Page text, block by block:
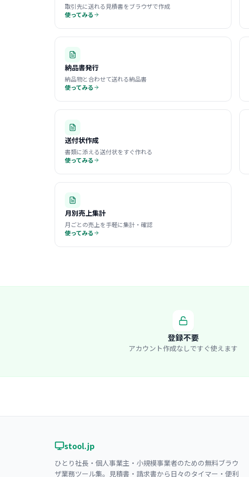
取引先に送れる見積書をブラウザで作成
使ってみる
納品書発行
納品物と合わせて送れる納品書
使ってみる
送付状作成
書類に添える送付状をすぐ作れる
使ってみる
月別売上集計
月ごとの売上を手軽に集計・確認
使ってみる
登録不要
アカウント作成なしですぐ使えます
stool.jp
ひとり社長・個人事業主・小規模事業者のための無料ブラウ
ザ業務ツール集。見積書・請求書から日々のタイマー・便利